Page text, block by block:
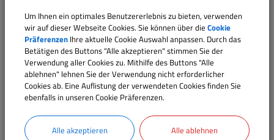
17.10.2026 09:00‐ 12:00Uhr
06.11.2026 13:00‐ 16:00 Uhr
Um Ihnen ein optimales Benutzererlebnis zu bieten, verwenden
wir auf dieser Webseite Cookies. Sie können über die Cookie
Präferenzen Ihre aktuelle Cookie Auswahl anpassen. Durch das
Betätigen des Buttons "Alle akzeptieren" stimmen Sie der
Verwendung aller Cookies zu. Mithilfe des Buttons "Alle
ablehnen" lehnen Sie der Verwendung nicht erforderlicher
Cookies ab. Eine Auflistung der verwendeten Cookies finden Sie
ebenfalls in unseren Cookie Präferenzen.
Alle akzeptieren Alle ablehnen